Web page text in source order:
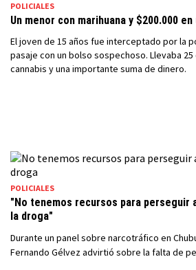
POLICIALES
Un menor con marihuana y $200.000
El joven de 15 años fue interceptado por la
pasaje con un bolso sospechoso. Llevaba
cannabis y una importante suma de dinero.
POLICIALES
"No tenemos recursos para perseguir
la droga"
Durante un panel sobre narcotráfico en
Fernando Gélvez advirtió sobre la falta de